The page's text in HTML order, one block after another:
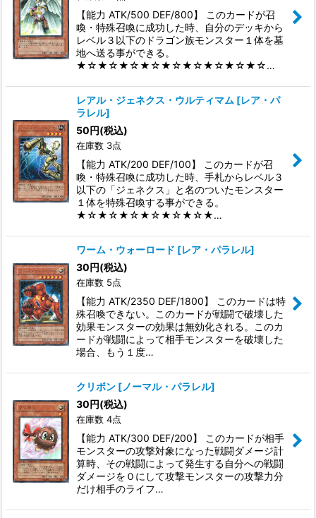
【能力 ATK/500 DEF/800】 このカードが召
喚・特殊召喚に成功した時、自分のデッキから
レベル３以下のドラゴン族モンスター１体を墓
地へ送る事ができる。
★☆★☆★☆★☆★☆★☆★☆★☆★☆…
レアル・ジェネクス・ウルティマム [レア・パ
ラレル]
50円(税込)
在庫数 3点
【能力 ATK/200 DEF/100】 このカードが召
喚・特殊召喚に成功した時、手札からレベル３
以下の「ジェネクス」と名のついたモンスター
１体を特殊召喚する事ができる。
★☆★☆★☆★☆★☆★☆★…
ワーム・ウォーロード [レア・パラレル]
30円(税込)
在庫数 5点
【能力 ATK/2350 DEF/1800】 このカードは特
殊召喚できない。このカードが戦闘で破壊した
効果モンスターの効果は無効化される。このカ
ードが戦闘によって相手モンスターを破壊した
場合、もう１度…
クリボン [ノーマル・パラレル]
30円(税込)
在庫数 4点
【能力 ATK/300 DEF/200】 このカードが相手
モンスターの攻撃対象になった戦闘ダメージ計
算時、その戦闘によって発生する自分への戦闘
ダメージを０にして攻撃モンスターの攻撃力分
だけ相手のライフ…